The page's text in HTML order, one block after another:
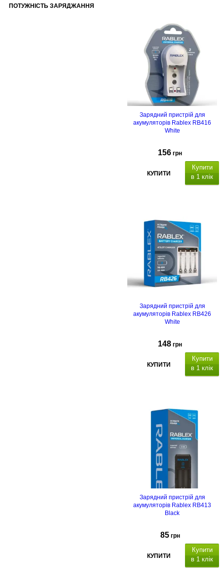
ПОТУЖНІСТЬ ЗАРЯДЖАННЯ
Зарядний пристрій для
акумуляторів Rablex RB416
White
156 грн
КУПИТИ
Купити
в 1 клік
Зарядний пристрій для
акумуляторів Rablex RB426
White
148 грн
КУПИТИ
Купити
в 1 клік
Зарядний пристрій для
акумуляторів Rablex RB413
Black
85 грн
КУПИТИ
Купити
в 1 клік